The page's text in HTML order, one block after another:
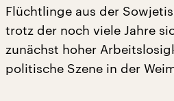
Flüchtlinge aus der
trotz der noch viele Jahre
zunächst hoher
politische Szene in der